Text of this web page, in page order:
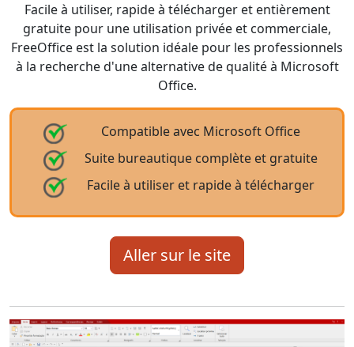
Facile à utiliser, rapide à télécharger et entièrement
gratuite pour une utilisation privée et commerciale,
FreeOffice est la solution idéale pour les professionnels
à la recherche d'une alternative de qualité à Microsoft
Office.
Compatible avec Microsoft Office
Suite bureautique complète et gratuite
Facile à utiliser et rapide à télécharger
Aller sur le site